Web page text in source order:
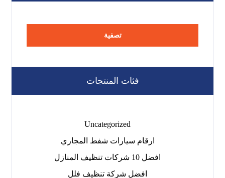
تصفية
فئات المنتجات
Uncategorized
ارقام سيارات شفط المجاري
افضل 10 شركات تنظيف المنازل
افضل شركة تنظيف فلل